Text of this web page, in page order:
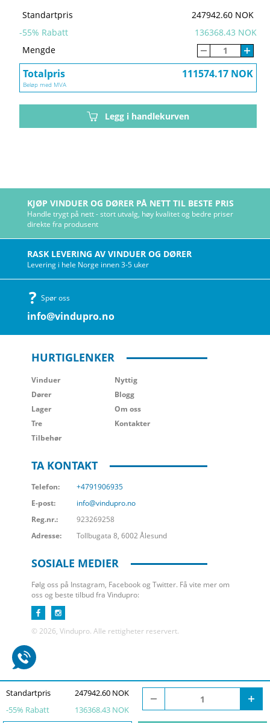
Standartpris
247942.60 NOK
-55% Rabatt
136368.43 NOK
Mengde
Totalpris 111574.17 NOK
Beløp med MVA
Legg i handlekurven
Standartpris
247942.60 NOK
-55% Rabatt 136368.43 NOK
KJØP VINDUER OG DØRER PÅ NETT TIL BESTE PRIS
Handle trygt på nett - stort utvalg, høy kvalitet og bedre priser
direkte fra produsent
RASK LEVERING AV VINDUER OG DØRER
Levering i hele Norge innen 3-5 uker
Spør oss
info@vindupro.no
HURTIGLENKER
Vinduer
Dører
Lager
Tre
Tilbehør
Nyttig
Blogg
Om oss
Kontakter
TA KONTAKT
Telefon:
+4791906935
E-post:
info@vindupro.no
Reg.nr.:
923269258
Adresse:
Tollbugata 8, 6002 Ålesund
SOSIALE MEDIER
Følg oss på Instagram, Facebook og Twitter. Få vite mer om
oss og beste tilbud fra Vindupro:
© 2026, Vindupro. Alle rettigheter reservert.